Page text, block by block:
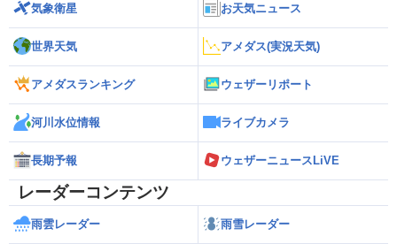
気象衛星 お天気ニュース
世界天気 アメダス(実況天気)
アメダスランキング ウェザーリポート
河川水位情報 ライブカメラ
長期予報 ウェザーニュースLiVE
レーダーコンテンツ
雨雲レーダー 雨雪レーダー